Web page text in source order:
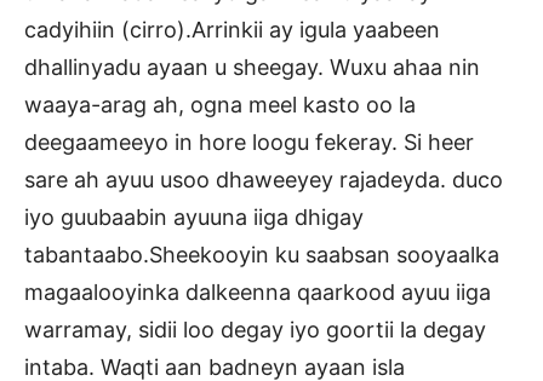
cadyihiin (cirro).Arrinkii ay igula yaabeen
dhallinyadu ayaan u sheegay. Wuxu ahaa nin
waaya-arag ah, ogna meel kasto oo la
deegaameeyo in hore loogu fekeray. Si heer
sare ah ayuu usoo dhaweeyey rajadeyda. duco
iyo guubaabin ayuuna iiga dhigay
tabantaabo.Sheekooyin ku saabsan sooyaalka
magaalooyinka dalkeenna qaarkood ayuu iiga
warramay, sidii loo degay iyo goortii la degay
intaba. Waqti aan badneyn ayaan isla